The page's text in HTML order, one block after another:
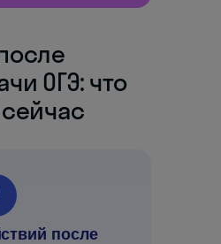
ОГЭ: что
после